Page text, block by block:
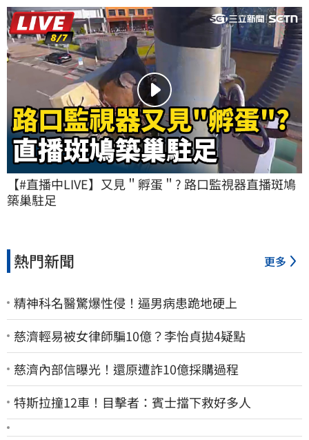
【#直播中LIVE】又見＂孵蛋＂? 路口監視器直播斑鳩
築巢駐足
熱門新聞 更多
精神科名醫驚爆性侵！逼男病患跪地硬上
慈濟輕易被女律師騙10億？李怡貞拋4疑點
慈濟內部信曝光！還原遭詐10億採購過程
特斯拉撞12車！目擊者：賓士擋下救好多人